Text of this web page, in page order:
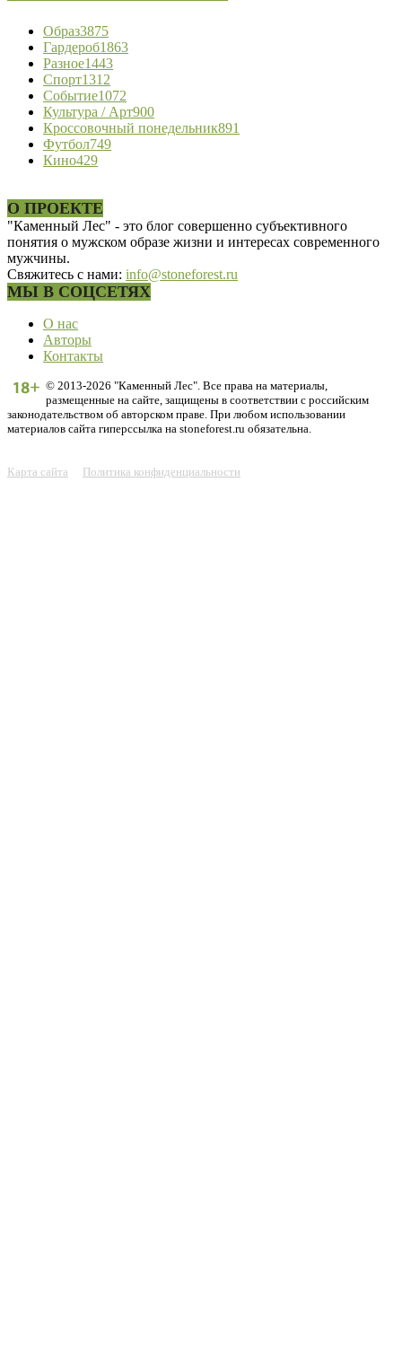
Образ3875
Гардероб1863
Разное1443
Спорт1312
Событие1072
Культура / Арт900
Кроссовочный понедельник891
Футбол749
Кино429
О ПРОЕКТЕ
"Каменный Лес" - это блог совершенно субъективного
понятия о мужском образе жизни и интересах современного
мужчины.
Свяжитесь с нами: info@stoneforest.ru
МЫ В СОЦСЕТЯХ
О нас
Авторы
Контакты
© 2013-2026 "Каменный Лес". Все права на материалы,
размещенные на сайте, защищены в соответствии с российским
законодательством об авторском праве. При любом использовании
материалов сайта гиперссылка на stoneforest.ru обязательна.
Карта сайта Политика конфиденциальности